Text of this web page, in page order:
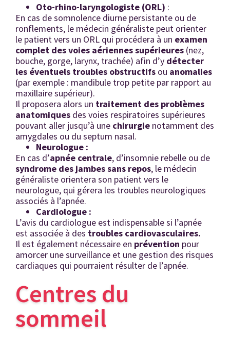
Oto-rhino-laryngologiste (ORL) :
En cas de somnolence diurne persistante ou de
ronflements, le médecin généraliste peut orienter
le patient vers un ORL qui procédera à un examen
complet des voies aériennes supérieures (nez,
bouche, gorge, larynx, trachée) afin d’y détecter
les éventuels troubles obstructifs ou anomalies
(par exemple : mandibule trop petite par rapport au
maxillaire supérieur).
Il proposera alors un traitement des problèmes
anatomiques des voies respiratoires supérieures
pouvant aller jusqu’à une chirurgie notamment des
amygdales ou du septum nasal.
Neurologue :
En cas d’apnée centrale, d’insomnie rebelle ou de
syndrome des jambes sans repos, le médecin
généraliste orientera son patient vers le
neurologue, qui gérera les troubles neurologiques
associés à l’apnée.
Cardiologue :
L’avis du cardiologue est indispensable si l’apnée
est associée à des troubles cardiovasculaires.
Il est également nécessaire en prévention pour
amorcer une surveillance et une gestion des risques
cardiaques qui pourraient résulter de l’apnée.
Centres du
sommeil